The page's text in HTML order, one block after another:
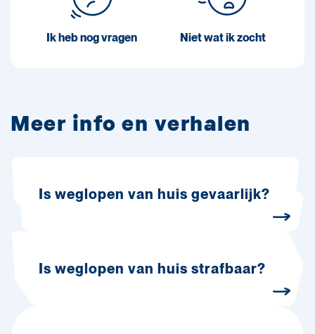
Ik heb nog vragen Niet wat ik zocht
Meer info en verhalen
Is weglopen van huis gevaarlijk?
Is weglopen van huis strafbaar?